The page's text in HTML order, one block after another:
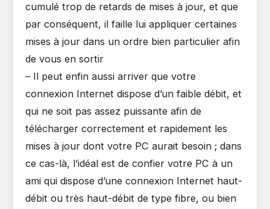
cumulé trop de retards de mises à jour, et que
par conséquent, il faille lui appliquer certaines
mises à jour dans un ordre bien particulier afin
de vous en sortir
– Il peut enfin aussi arriver que votre
connexion Internet dispose d’un faible débit, et
qui ne soit pas assez puissante afin de
télécharger correctement et rapidement les
mises à jour dont votre PC aurait besoin ; dans
ce cas-là, l’idéal est de confier votre PC à un
ami qui dispose d’une connexion Internet haut-
débit ou très haut-débit de type fibre, ou bien